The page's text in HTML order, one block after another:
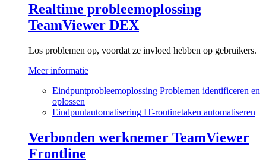
Realtime probleemoplossing
TeamViewer DEX
Los problemen op, voordat ze invloed hebben op gebruikers.
Meer informatie
Eindpuntprobleemoplossing Problemen identificeren en
oplossen
Eindpuntautomatisering IT-routinetaken automatiseren
Verbonden werknemer TeamViewer
Frontline